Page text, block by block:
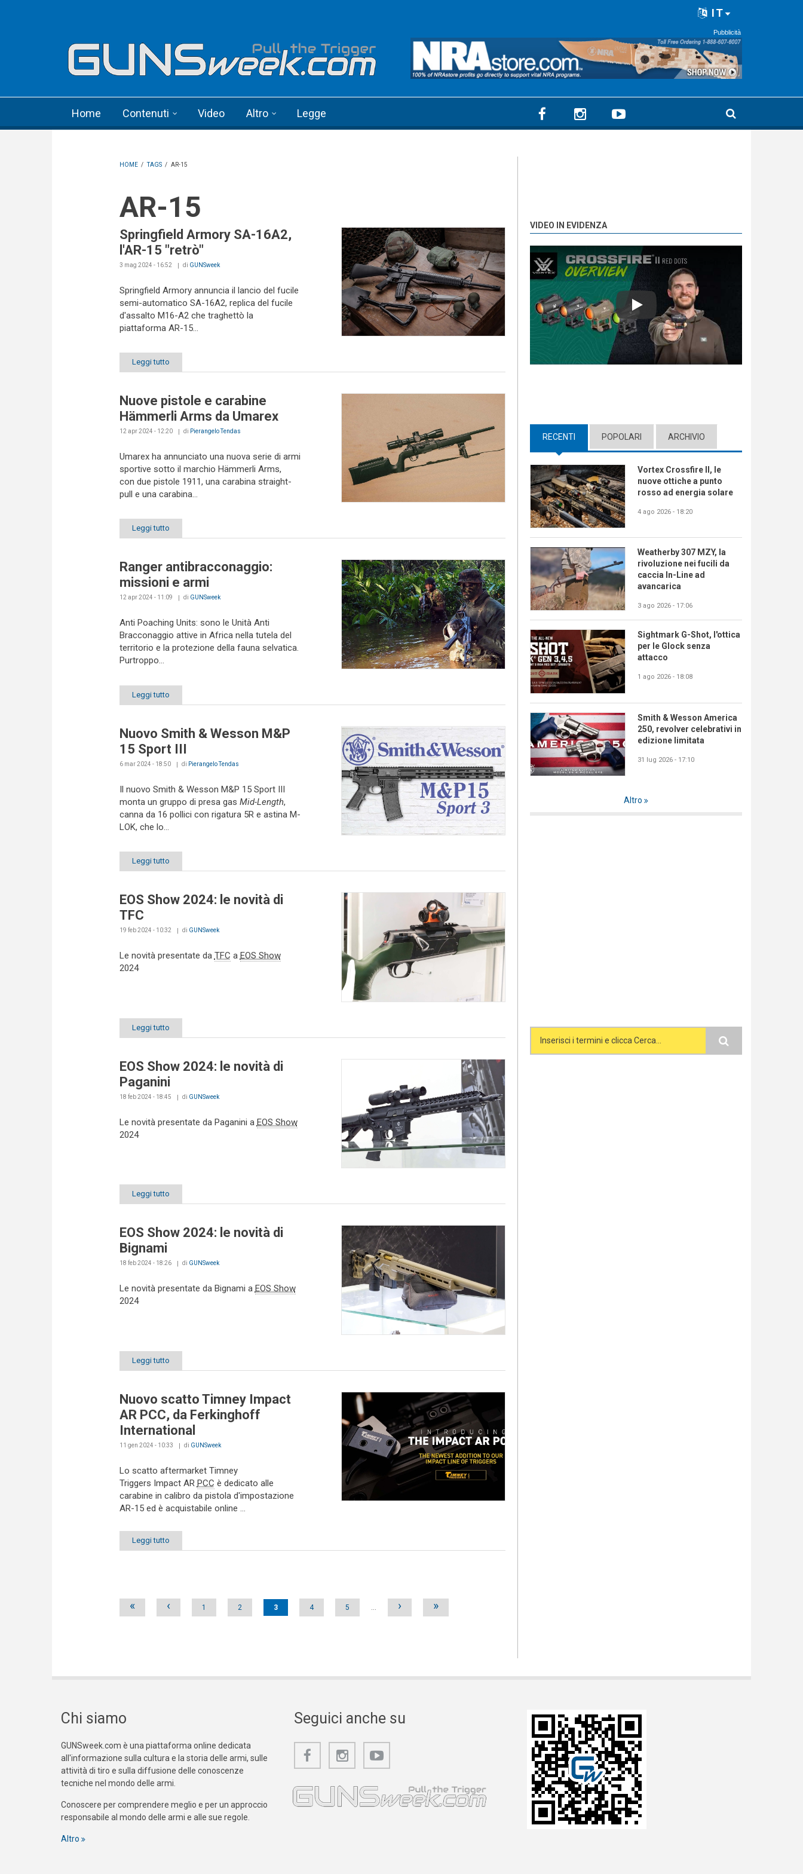
IT
Pubblicità
Home Contenuti Video Altro Legge
HOME / TAGS / AR-15
AR-15
Springfield Armory SA-16A2,
l'AR-15 "retrò"
3 mag 2024 - 16:52 di GUNSweek
Springfield Armory annuncia il lancio del fucile
semi-automatico SA-16A2, replica del fucile
d'assalto M16-A2 che traghettò la
piattaforma AR-15...
Leggi tutto
Nuove pistole e carabine
Hämmerli Arms da Umarex
12 apr 2024 - 12:20 di Pierangelo Tendas
Umarex ha annunciato una nuova serie di armi
sportive sotto il marchio Hämmerli Arms,
con due pistole 1911, una carabina straight-
pull e una carabina...
Leggi tutto
Ranger antibracconaggio:
missioni e armi
12 apr 2024 - 11:09 di GUNSweek
Anti Poaching Units: sono le Unità Anti
Bracconaggio attive in Africa nella tutela del
territorio e la protezione della fauna selvatica.
Purtroppo...
Leggi tutto
Nuovo Smith & Wesson M&P
15 Sport III
6 mar 2024 - 18:50 di Pierangelo Tendas
Il nuovo Smith & Wesson M&P 15 Sport III
monta un gruppo di presa gas Mid-Length,
canna da 16 pollici con rigatura 5R e astina M-
LOK, che lo...
Leggi tutto
EOS Show 2024: le novità di
TFC
19 feb 2024 - 10:32 di GUNSweek
Le novità presentate da TFC a EOS Show
2024
Leggi tutto
EOS Show 2024: le novità di
Paganini
18 feb 2024 - 18:45 di GUNSweek
Le novità presentate da Paganini a EOS Show
2024
Leggi tutto
EOS Show 2024: le novità di
Bignami
18 feb 2024 - 18:26 di GUNSweek
Le novità presentate da Bignami a EOS Show
2024
Leggi tutto
Nuovo scatto Timney Impact
AR PCC, da Ferkinghoff
International
11 gen 2024 - 10:33 di GUNSweek
Lo scatto aftermarket Timney
Triggers Impact AR PCC è dedicato alle
carabine in calibro da pistola d'impostazione
AR-15 ed è acquistabile online ...
Leggi tutto
Pages
« ‹ 1 2 3 4 5 › »
VIDEO IN EVIDENZA
Play
RECENTI (ACTIVE TAB)
POPOLARI ARCHIVIO
Vortex Crossfire II, le
nuove ottiche a punto
rosso ad energia solare
4 ago 2026 - 18:20
Weatherby 307 MZY, la
rivoluzione nei fucili da
caccia In-Line ad
avancarica
3 ago 2026 - 17:06
Sightmark G-Shot, l'ottica
per le Glock senza
attacco
1 ago 2026 - 18:08
Smith & Wesson America
250, revolver celebrativi in
edizione limitata
31 lug 2026 - 17:10
Altro
Search form
Chi siamo
GUNSweek.com è una piattaforma online dedicata
all'informazione sulla cultura e la storia delle armi, sulle
attività di tiro e sulla diffusione delle conoscenze
tecniche nel mondo delle armi.
Conoscere per comprendere meglio e per un approccio
responsabile al mondo delle armi e alle sue regole.
Altro
Seguici anche su